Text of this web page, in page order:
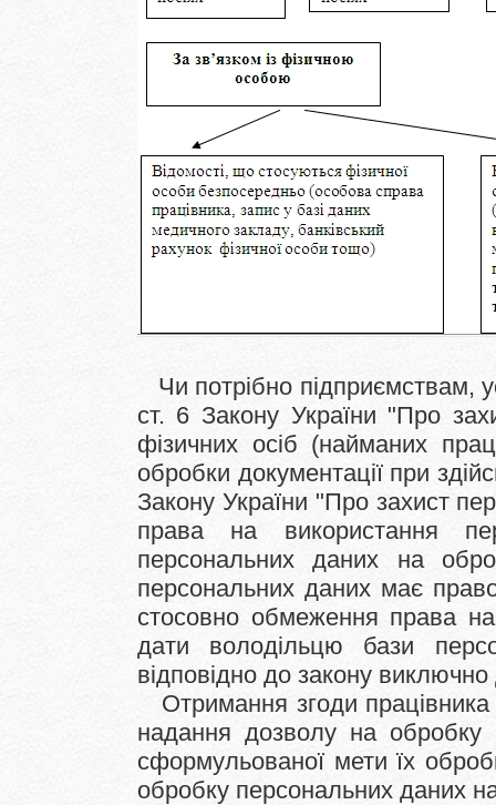
Чи потрібно підприємствам,
ст. 6 Закону України "Про
фізичних осіб (найманих
обробки документації при
Закону України "Про захист
права на використання
персональних даних на
персональних даних має
стосовно обмеження права
дати володільцю бази
відповідно до закону
Отримання згоди працівника
надання дозволу на обробку
сформульованої мети їх
обробку персональних даних